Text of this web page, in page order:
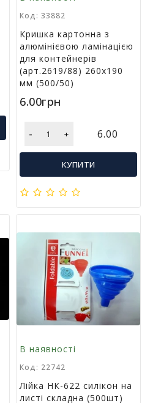
Код: 33882
Кришка картонна з
алюмінієвою ламінацією
для контейнерів
(арт.2619/88) 260х190
мм (500/50)
6.00грн
- + 6.00
КУПИТИ
В наявності
Код: 22742
Лійка НК-622 силікон на
листі складна (500шт)